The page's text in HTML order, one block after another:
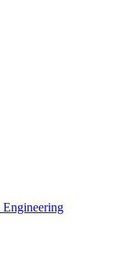
Engineering